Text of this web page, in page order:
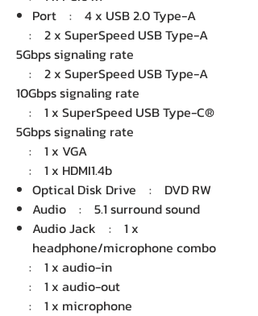
Port : 4 x USB 2.0 Type-A
: 2 x SuperSpeed USB Type-A
5Gbps signaling rate
: 2 x SuperSpeed USB Type-A
10Gbps signaling rate
: 1 x SuperSpeed USB Type-C®
5Gbps signaling rate
: 1 x VGA
: 1 x HDMI1.4b
Optical Disk Drive : DVD RW
Audio : 5.1 surround sound
Audio Jack : 1 x
headphone/microphone combo
: 1 x audio-in
: 1 x audio-out
: 1 x microphone